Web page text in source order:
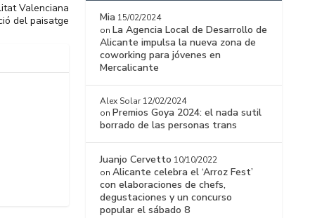
Valenciana
del paisatge
Mia 15/02/2024
on La Agencia Local de Desarrollo de
Alicante impulsa la nueva zona de
coworking para jóvenes en
Mercalicante
Alex Solar 12/02/2024
on Premios Goya 2024: el nada sutil
borrado de las personas trans
Juanjo Cervetto 10/10/2022
onAlicante celebra el ‘Arroz Fest’
con elaboraciones de chefs,
degustaciones y un concurso
popular el sábado 8